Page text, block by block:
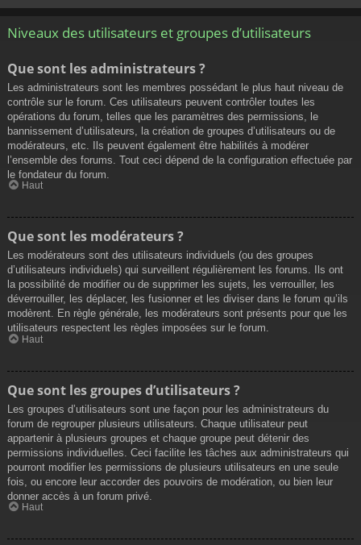
Niveaux des utilisateurs et groupes d’utilisateurs
Que sont les administrateurs ?
Les administrateurs sont les membres possédant le plus haut niveau de
contrôle sur le forum. Ces utilisateurs peuvent contrôler toutes les
opérations du forum, telles que les paramètres des permissions, le
bannissement d’utilisateurs, la création de groupes d’utilisateurs ou de
modérateurs, etc. Ils peuvent également être habilités à modérer
l’ensemble des forums. Tout ceci dépend de la configuration effectuée par
le fondateur du forum.
Haut
Que sont les modérateurs ?
Les modérateurs sont des utilisateurs individuels (ou des groupes
d’utilisateurs individuels) qui surveillent régulièrement les forums. Ils ont
la possibilité de modifier ou de supprimer les sujets, les verrouiller, les
déverrouiller, les déplacer, les fusionner et les diviser dans le forum qu’ils
modèrent. En règle générale, les modérateurs sont présents pour que les
utilisateurs respectent les règles imposées sur le forum.
Haut
Que sont les groupes d’utilisateurs ?
Les groupes d’utilisateurs sont une façon pour les administrateurs du
forum de regrouper plusieurs utilisateurs. Chaque utilisateur peut
appartenir à plusieurs groupes et chaque groupe peut détenir des
permissions individuelles. Ceci facilite les tâches aux administrateurs qui
pourront modifier les permissions de plusieurs utilisateurs en une seule
fois, ou encore leur accorder des pouvoirs de modération, ou bien leur
donner accès à un forum privé.
Haut